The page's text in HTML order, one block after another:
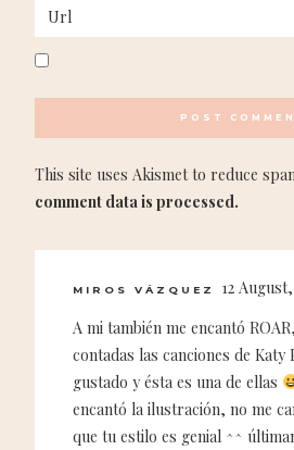
This site uses Akismet to reduce
comment data is processed.
MIROS VÁZQUEZ
12
A mi también me encantó
contadas las canciones de Katy
gustado y ésta es una de ellas
encantó la ilustración, no me
que tu estilo es genial ^^